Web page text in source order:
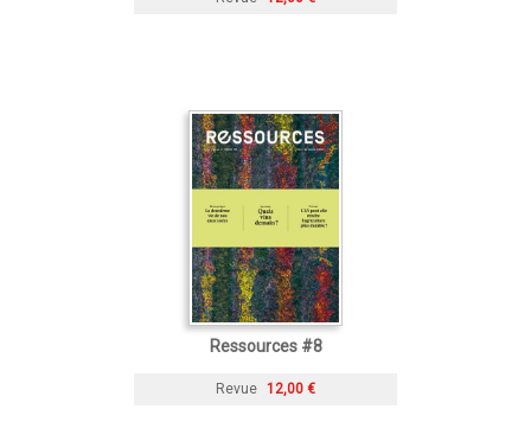
Ressources #8
Revue 12,00 €